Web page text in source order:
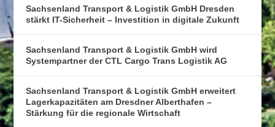
Sachsenland Transport & Logistik GmbH Dresden
stärkt IT-Sicherheit – Investition in digitale Zukunft
Sachsenland Transport & Logistik GmbH wird
Systempartner der CTL Cargo Trans Logistik AG
Sachsenland Transport & Logistik GmbH erweitert
Lagerkapazitäten am Dresdner Alberthafen –
Stärkung für die regionale Wirtschaft